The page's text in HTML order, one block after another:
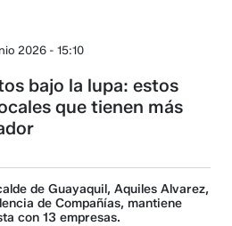
2026 - 15:10
bajo la lupa: estos
que tienen más
de Guayaquil, Aquiles Alvarez,
de Compañías, mantiene
con 13 empresas.